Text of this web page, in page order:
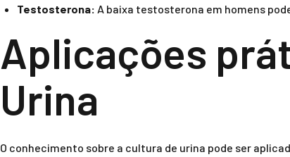
Testosterona: A baixa testosterona em homens
Aplicações
Urina
O conhecimento sobre a cultura de urina pode ser